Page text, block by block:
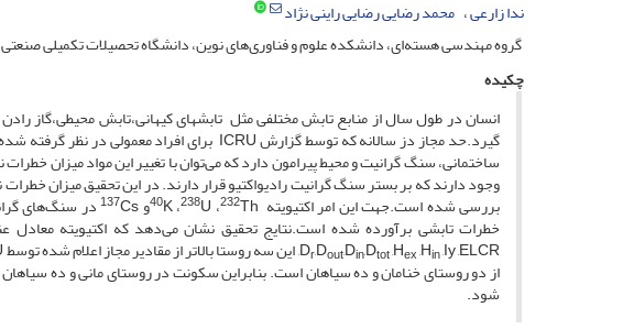
ندا زارعی محمد رضایی رضایی راینی نژاد
گروه مهندسی هسته‌ای، دانشکده علوم و فناوری‌های نوین، دانشگاه تحصیلات تکمیلی صنعتی
چکیده
ساختمانی، سنگ گرانیت و محیط پیرامون دارد که می‌­توان با تغییر این مواد میزان
وجود دارند که بر بستر سنگ گرانیت رادیواکتیو قرار دارند. در این تحقیق میزان
بررسی شده است.جهت این امر اکتیویته 40K،238U ،232Th و 137Cs در سنگ‌های
خطرات تابشی برآورده شده است.نتایج تحقیق نشان می­‌دهد که اکتیویته معادل
,Dr,Dout,Din,Dtot,Hex,Hin
از دو روستای خنامان و ده سیاهان است. بنابراین سکونت در روستای مانی و ده
شود.